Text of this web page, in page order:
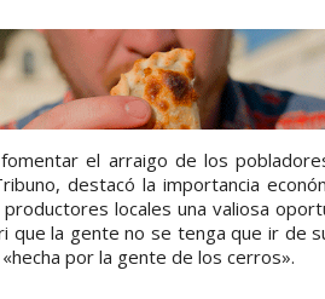
fomentar el arraigo de los
destacó la importancia
locales una valiosa
que la gente no se tenga que ir de
por la gente de los cerros».